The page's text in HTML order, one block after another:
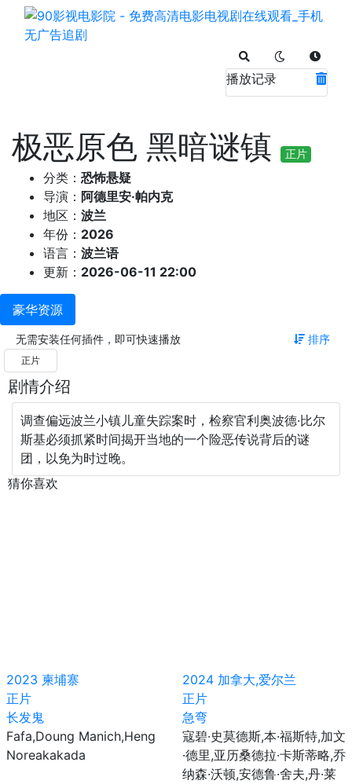
播放记录
极恶原色 黑暗谜镇 正片
分类： 恐怖悬疑
导演： 阿德里安·帕内克
地区： 波兰
年份： 2026
语言： 波兰语
更新： 2026-06-11 22:00
豪华资源
无需安装任何插件，即可快速播放 排序
正片
剧情介绍
调查偏远波兰小镇儿童失踪案时，检察官利奥波德·比尔
斯基必须抓紧时间揭开当地的一个险恶传说背后的谜
团，以免为时过晚。
猜你喜欢
2023 柬埔寨
正片
长发鬼
Fafa,Doung Manich,Heng
Noreakakada
2024 加拿大,爱尔兰
正片
急弯
寇碧·史莫德斯,本·福斯特,加文
·德里,亚历桑德拉·卡斯蒂略,乔
纳森·沃顿,安德鲁·舍夫,丹·莱